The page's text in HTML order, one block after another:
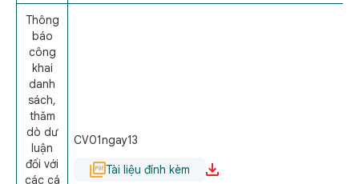
Thông
báo
công
khai
danh
sách,
thăm
dò dư
luận
đối với
các cá
CV01ngay13
Tài liệu đính kèm